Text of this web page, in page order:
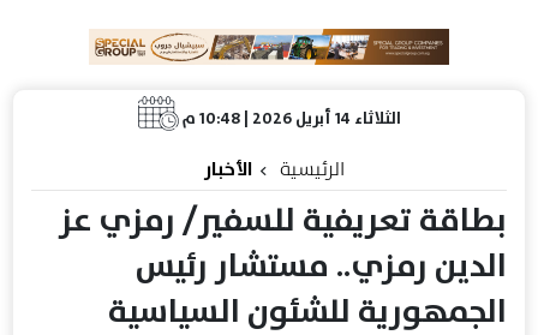
الثلاثاء 14 أبريل 2026 | 10:48 م
الرئيسية الأخبار
بطاقة تعريفية للسفير/ رمزي عز
الدين رمزي.. مستشار رئيس
الجمهورية للشئون السياسية